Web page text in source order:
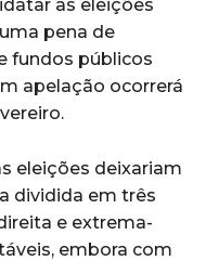
às eleições
pena de
fundos públicos
apelação ocorrerá
eleições deixariam
dividida em três
e extrema-
embora com